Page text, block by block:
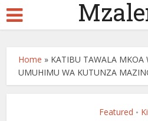
Home » KATIBU TAWALA MKOA
UMUHIMU WA KUTUNZA
Featured •